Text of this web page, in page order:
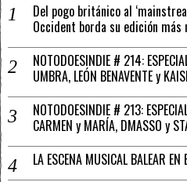
Del pogo británico al
Occident borda su edición
NOTODOESINDIE # 214:
UMBRA, LEÓN BENAVENTE y
NOTODOESINDIE # 213:
CARMEN y MARÍA, DMASSO y
LA ESCENA MUSICAL BALEAR